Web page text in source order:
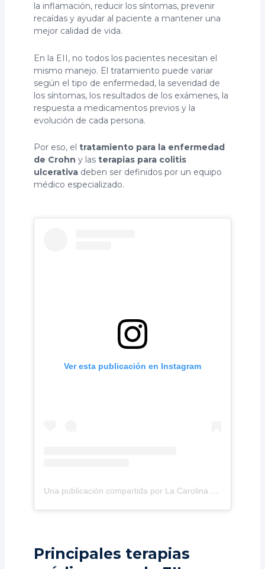
la inflamación, reducir los síntomas, prevenir
recaídas y ayudar al paciente a mantener una
mejor calidad de vida.
En la EII, no todos los pacientes necesitan el
mismo manejo. El tratamiento puede variar
según el tipo de enfermedad, la severidad de
los síntomas, los resultados de los exámenes, la
respuesta a medicamentos previos y la
evolución de cada persona.
Por eso, el tratamiento para la enfermedad
de Crohn y las terapias para colitis
ulcerativadeben ser definidos por un equipo
médico especializado.
Ver esta publicación en Instagram
Una publicación compartida por La Carolina Medical IPS (@lacarolinamedicalips)
Principales terapias